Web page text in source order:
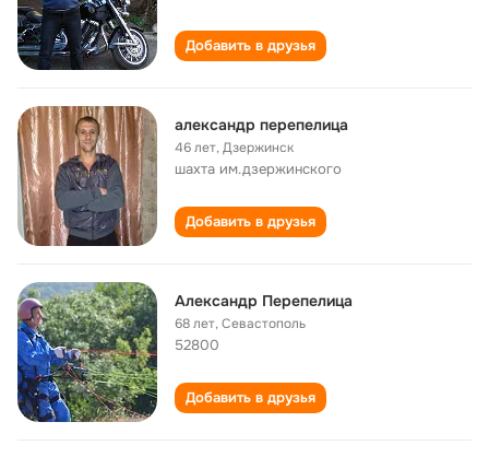
Добавить в друзья
александр перепелица
46 лет,Дзержинск
шахта им.дзержинского
Добавить в друзья
Александр Перепелица
68 лет,Севастополь
52800
Добавить в друзья